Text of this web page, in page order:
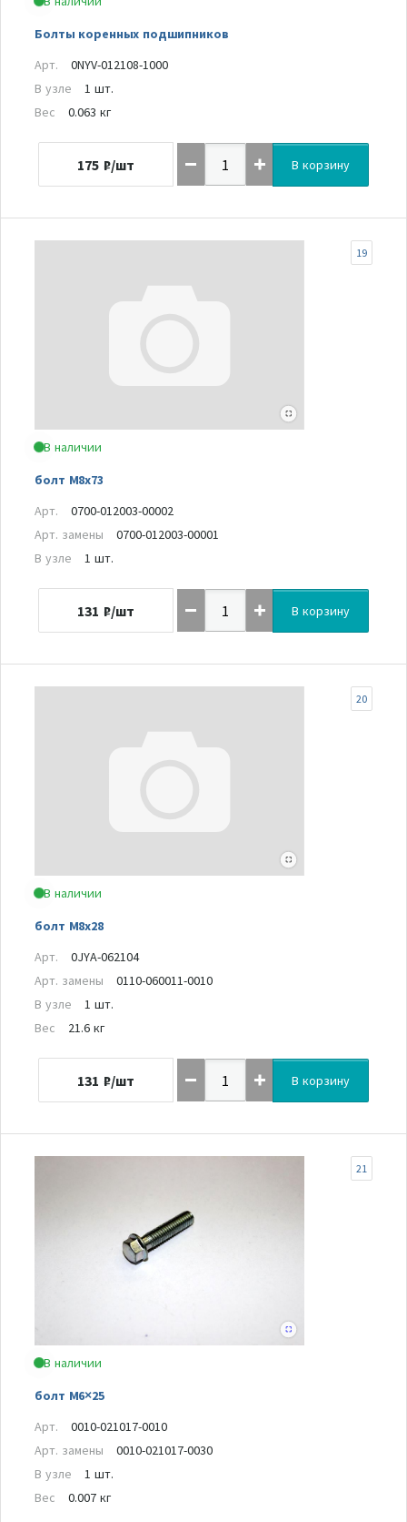
Болты коренных подшипников
Арт.
0NYV-012108-1000
В узле
1 шт.
Вес
0.063 кг
175 ₽/шт В корзину
В наличии
болт M8x73
19
Арт.
0700-012003-00002
Арт. замены
0700-012003-00001
В узле
1 шт.
131 ₽/шт В корзину
В наличии
болт М8х28
20
Арт.
0JYA-062104
Арт. замены
0110-060011-0010
В узле
1 шт.
Вес
21.6 кг
131 ₽/шт В корзину
В наличии
болт M6×25
21
Арт.
0010-021017-0010
Арт. замены
0010-021017-0030
В узле
1 шт.
Вес
0.007 кг